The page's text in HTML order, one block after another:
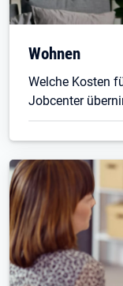
Wohnen
Welche Kosten
Jobcenter